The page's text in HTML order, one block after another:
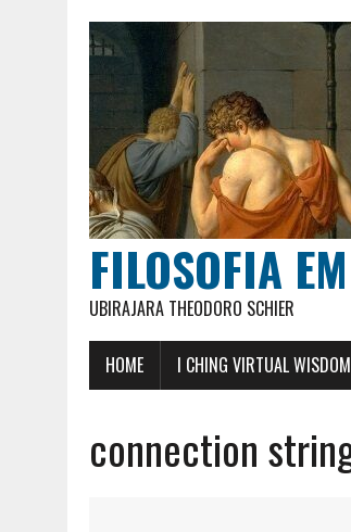
FILOSOFIA
UBIRAJARA THEODORO SCHIER
HOME I CHING VIRTUAL WISDOM
connection